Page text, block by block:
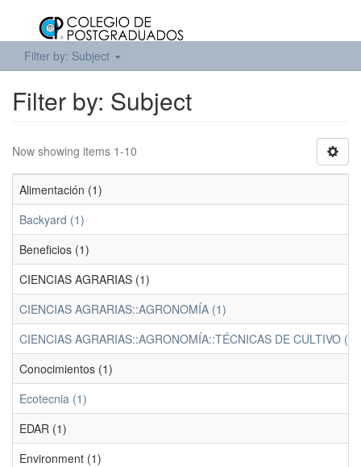
Filter by: Subject
Filter by: Subject
Now showing items 1-10
Alimentación (1)
Backyard (1)
Beneficios (1)
CIENCIAS AGRARIAS (1)
CIENCIAS AGRARIAS::AGRONOMÍA (1)
CIENCIAS AGRARIAS::AGRONOMÍA::TÉCNICAS DE CULTIVO (1)
Conocimientos (1)
Ecotecnia (1)
EDAR (1)
Environment (1)